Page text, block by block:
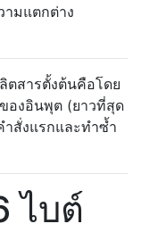
ามแตกต่าง
ตสารตั้งต้นคือโดย
องอินพุต (ยาวที่สุด
สั่งแรกและทำซ้ำ
ไบต์